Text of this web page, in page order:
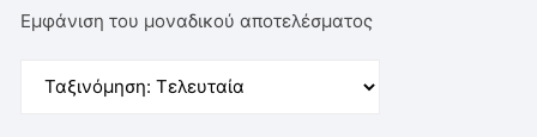
Εμφάνιση του μοναδικού αποτελέσματος